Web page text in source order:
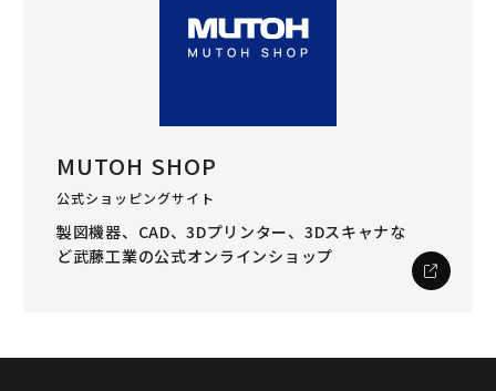
MUTOH SHOP
公式ショッピングサイト
製図機器、CAD、3Dプリンター、3Dスキャナな
ど武藤工業の公式オンラインショップ